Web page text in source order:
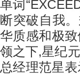
单词
断突破自我
华质感和极
领之下,星纪
总经理范星